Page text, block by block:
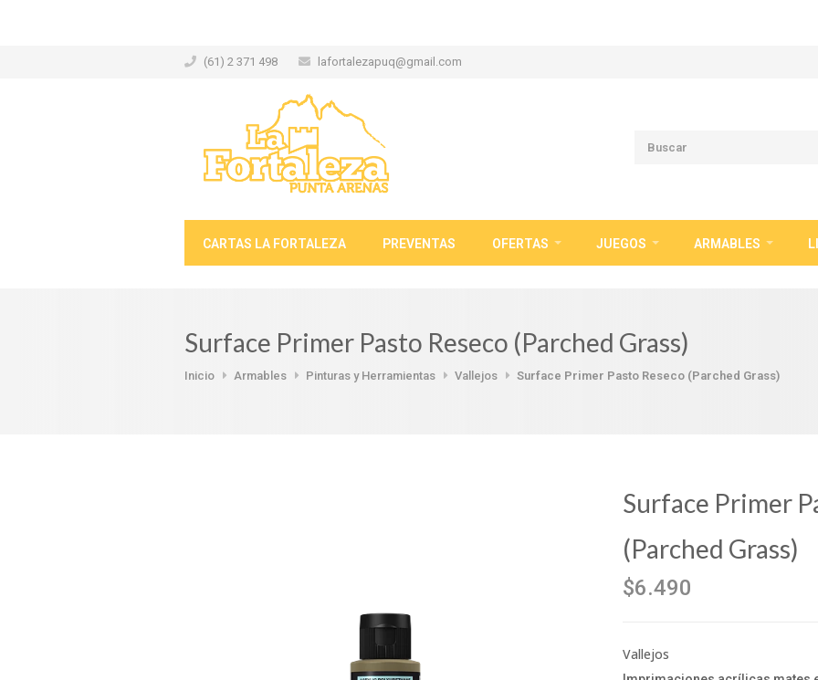
(61) 2 371 498 lafortalezapuq@gmail.com
CARTAS LA FORTALEZA PREVENTAS OFERTAS JUEGOS ARMABLES
Surface Primer Pasto Reseco (Parched Grass)
Inicio Armables Pinturas y Herramientas Vallejos Surface Primer Pasto Reseco (Parched Grass)
Surface Primer
(Parched Grass)
$6.490
Vallejos